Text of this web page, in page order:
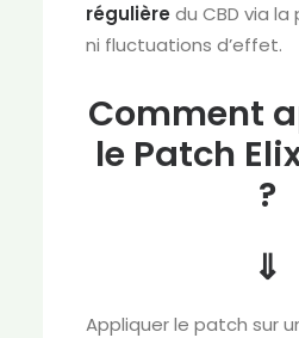
régulière du CBD via la
ni fluctuations d’effet.
Comment
le Patch
?
⇓
Appliquer le patch sur